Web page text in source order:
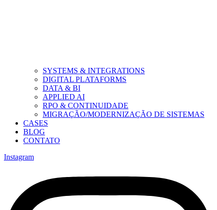
SYSTEMS & INTEGRATIONS
DIGITAL PLATAFORMS
DATA & BI
APPLIED AI
RPO & CONTINUIDADE
MIGRAÇÃO/MODERNIZAÇÃO DE SISTEMAS
CASES
BLOG
CONTATO
Instagram